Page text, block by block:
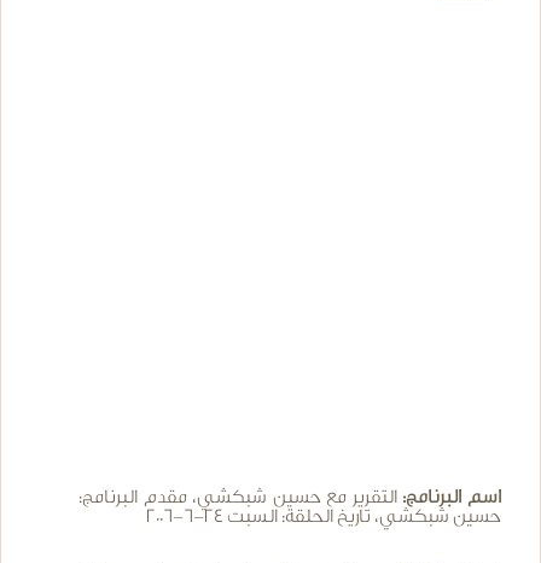
اسم البرنامج:التقرير مع حسين شبكشي، مقدم البرنامج:
حسين شبكشي، تاريخ الحلقة: السبت 24-6-2006